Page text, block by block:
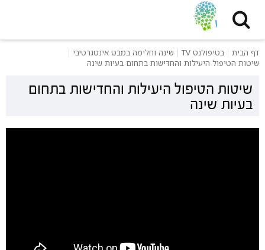
דף הבית בטיפולנט TV
שינה וחלימה במבט אינטגרטיבי
שיטות הטיפול היעילות והחדישות בתחום בעיות שינה
שיטות הטיפול היעילות והחדישות בתחום
בעיות שינה